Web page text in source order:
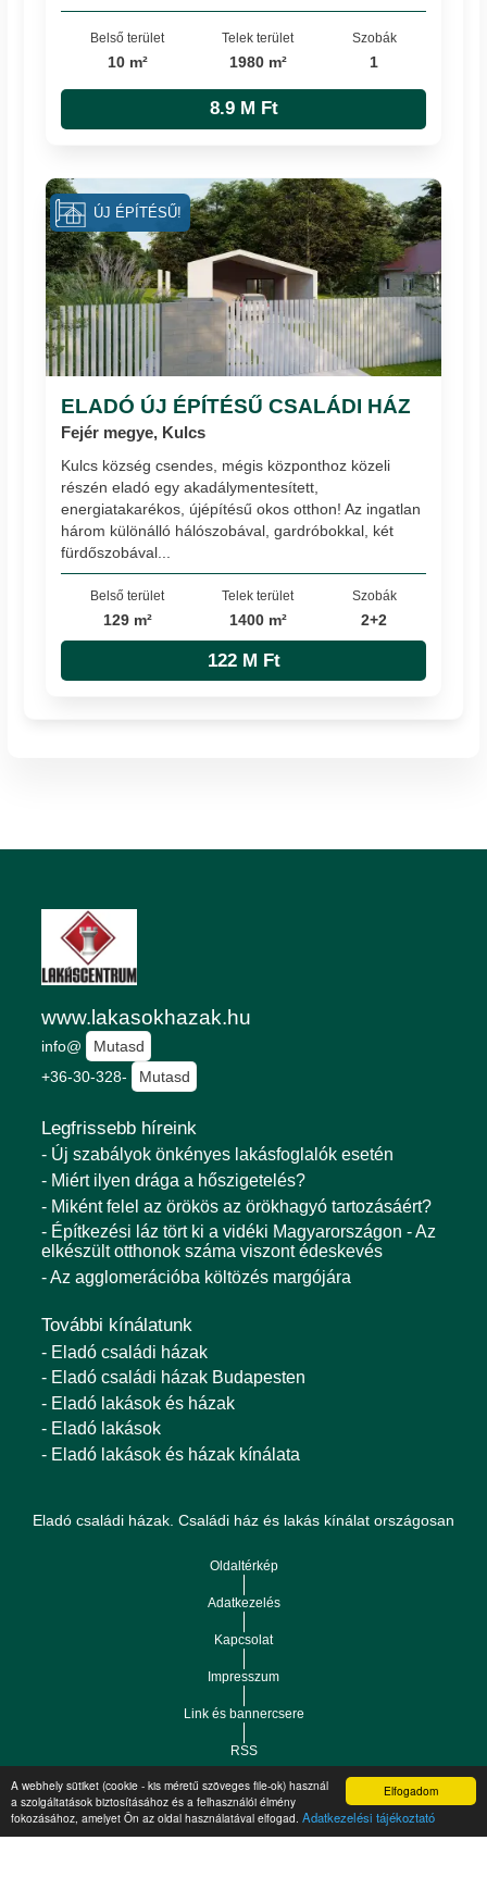
Elfogadom
A webhely sütiket (cookie - kis méretű szöveges file-ok) használ
a szolgáltatások biztosításához és a felhasználói élmény
fokozásához, amelyet Ön az oldal használatával elfogad. Adatkezelési tájékoztató
Belső terület
10 m²
Telek terület
1980 m²
Szobák
1
8.9 M Ft
ELADÓ ÚJ ÉPÍTÉSŰ CSALÁDI HÁZ
Fejér megye, Kulcs
Kulcs község csendes, mégis központhoz közeli
részén eladó egy akadálymentesített,
energiatakarékos, újépítésű okos otthon! Az ingatlan
három különálló hálószobával, gardróbokkal, két
fürdőszobával...
Belső terület
129 m²
Telek terület
1400 m²
Szobák
2+2
122 M Ft
ÚJ ÉPÍTÉSŰ!
www.lakasokhazak.hu
info@
Mutasd
+36-30-328-
Mutasd
Legfrissebb híreink
- Új szabályok önkényes lakásfoglalók esetén
- Miért ilyen drága a hőszigetelés?
- Miként felel az örökös az örökhagyó tartozásáért?
- Építkezési láz tört ki a vidéki Magyarországon - Az
elkészült otthonok száma viszont édeskevés
- Az agglomerációba költözés margójára
További kínálatunk
- Eladó családi házak
- Eladó családi házak Budapesten
- Eladó lakások és házak
- Eladó lakások
- Eladó lakások és házak kínálata
Eladó családi házak. Családi ház és lakás kínálat országosan
Oldaltérkép
Adatkezelés
Kapcsolat
Impresszum
Link és bannercsere
RSS
Copyright © 2021.Vár-Köz Kft. - Ingatlan nyilvántartó, ügyviteli és
adminisztrációs szoftver